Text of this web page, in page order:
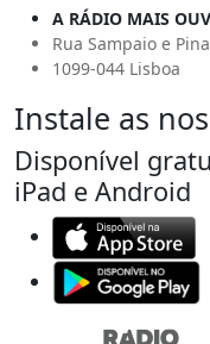
A RÁDIO MAIS
Rua Sampaio e
1099-044 Lisboa
Instale as
Disponível
iPad e Android